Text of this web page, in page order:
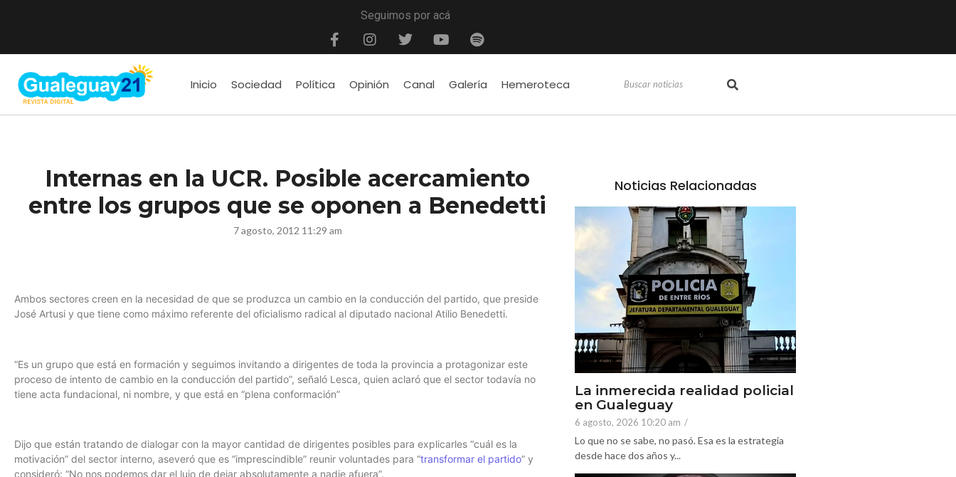
Seguimos por acá
Inicio Sociedad Política Opinión Canal Galería Hemeroteca
Internas en la UCR. Posible acercamiento
entre los grupos que se oponen a Benedetti
7 agosto, 2012 11:29 am
Ambos sectores creen en la necesidad de que se produzca un cambio en la conducción del partido, que preside
José Artusi y que tiene como máximo referente del oficialismo radical al diputado nacional Atilio Benedetti.
“Es un grupo que está en formación y seguimos invitando a dirigentes de toda la provincia a protagonizar este
proceso de intento de cambio en la conducción del partido”, señaló Lesca, quien aclaró que el sector todavía no
tiene acta fundacional, ni nombre, y que está en “plena conformación”
Dijo que están tratando de dialogar con la mayor cantidad de dirigentes posibles para explicarles “cuál es la
motivación” del sector interno, aseveró que es “imprescindible” reunir voluntades para “transformar el partido” y
consideró: “No nos podemos dar el lujo de dejar absolutamente a nadie afuera”.
Noticias Relacionadas
La inmerecida realidad policial
en Gualeguay
6 agosto, 2026 10:20 am /
Lo que no se sabe, no pasó. Esa es la estrategia
desde hace dos años y...